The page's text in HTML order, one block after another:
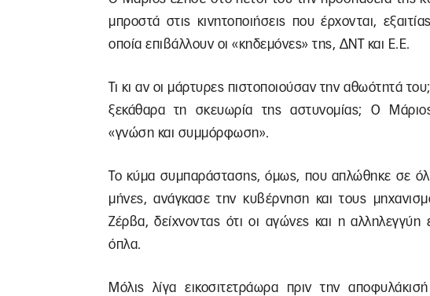
μπροστά στις κινητοποιήσεις που έρχονται,
οποία επιβάλλουν οι «κηδεμόνες» της, ΔΝΤ και Ε.Ε.
Τι κι αν οι μάρτυρες πιστοποιούσαν την αθωότητά
ξεκάθαρα τη σκευωρία της αστυνομίας; Ο Μάριος
«γνώση και συμμόρφωση».
Το κύμα συμπαράστασης, όμως, που απλώθηκε σε
μήνες, ανάγκασε την κυβέρνηση και τους
Ζέρβα, δείχνοντας ότι οι αγώνες και η αλληλεγγύη
όπλα.
Μόλις λίγα εικοσιτετράωρα πριν την